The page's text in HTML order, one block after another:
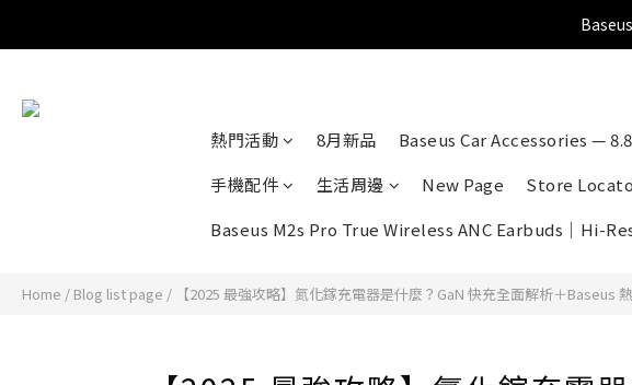
熱門活動 8月新品 Baseus Car Accessories —
手機配件
生活周邊 New Page
Store
Baseus M2s Pro True Wireless ANC Earbuds｜Hi-
Home / Blog list page / 【2025 最強攻略】氮化鎵充電器是什麼？GaN 快充全面解析＋Baseus